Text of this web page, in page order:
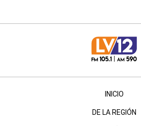
INICIO
DE LA REGIÓN